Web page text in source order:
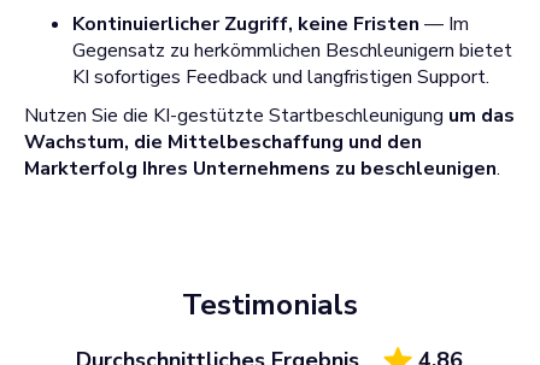
Kontinuierlicher Zugriff, keine Fristen — Im
Gegensatz zu herkömmlichen Beschleunigern bietet
KI sofortiges Feedback und langfristigen Support.
Nutzen Sie die KI-gestützte Startbeschleunigung um das
Wachstum, die Mittelbeschaffung und den
Markterfolg Ihres Unternehmens zu beschleunigen.
Testimonials